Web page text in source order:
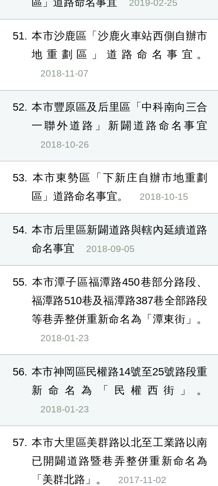
2019-02-25
51 本市沙鹿區「沙鹿火車站西側自辦市
地重劃區」道路命名事宜。
2018-11-07
52
本市豐原區及后里區「中科南向三合
一聯外道路」新闢道路命名事宜
2018-10-26
53
本市東勢區「下新庄自辦市地重劃
區」道路命名事宜。
2018-10-15
54 本市后里區新闢道路與轄內延續道路
命名事宜
2018-09-05
55
本市潭子區福潭路450巷部分路段、
福潭路510巷及福潭路387巷全部路段
等巷弄整併重新命名為「潭東街」。
2018-01-23
56 本市神岡區民權路14號至25號路段重
新命名為「民權西街」。
2018-01-23
57 本市大里區美群路以北至工業路以南
已開闢道路暨巷弄整併重新命名為
「美群北路」。
2017-11-02